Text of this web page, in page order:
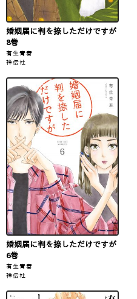
婚姻届に判を捺しただけですが
8巻
有生青春
祥伝社
婚姻届に判を捺しただけですが
6巻
有生青春
祥伝社